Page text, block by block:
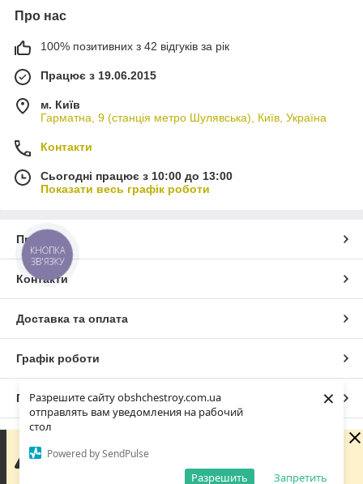
Разрешите сайту obshchestroy.com.ua
отправлять вам уведомления на рабочий
стол
Powered by SendPulse
Запретить
Разрешить
×
Про нас
100% позитивних з 42 відгуків за рік
Працює з 19.06.2015
м. Київ
Гарматна, 9 (станція метро Шулявська), Київ, Україна
Контакти
Сьогодні працює з 10:00 до 13:00
Показати весь графік роботи
Про нас
Контакти
Доставка та оплата
Графік роботи
Повна версія сайту
замовлення та повідомлення, оскільки за її графіком
роботи сьогодні вихідний. Вашу заявку буде оброблено
КНОПКА
ЗВ'ЯЗКУ